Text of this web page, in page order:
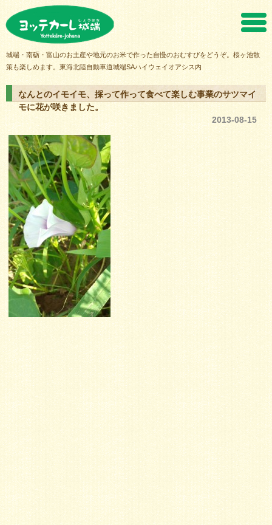
城端・南砺・富山のお土産や地元のお米で作った自慢のおむすびをどうぞ。桜ヶ池散
策も楽しめます。東海北陸自動車道城端SAハイウェイオアシス内
なんとのイモイモ、採って作って食べて楽しむ事業のサツマイ
モに花が咲きました。
2013-08-15